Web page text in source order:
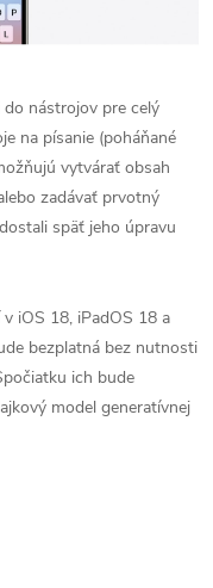
nástrojov pre celý
na písanie (poháňané
vytvárať obsah
zadávať prvotný
späť jeho úpravu
iOS 18, iPadOS 18 a
bezplatná bez nutnosti
ich bude
model generatívnej